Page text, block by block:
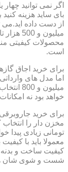
اگر نمی توانید
بای ساید هزینه
از دست داده اید.می
میلیون
محصولات کیفیتی
است.
میلیون
خواهد بود نه
برای خرید
تومانی زیادی پیدا
معمولا باید با
کیفیت ساخت و بدنه
شست و شوی شان